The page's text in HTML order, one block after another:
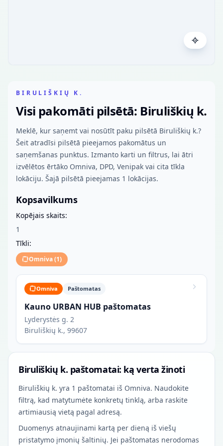
BIRULIŠKIŲ K.
Visi pakomāti pilsētā: Biruliškių k.
Meklē, kur saņemt vai nosūtīt paku pilsētā Biruliškių k.?
Šeit atradīsi pilsētā pieejamos pakomātus un
saņemšanas punktus. Izmanto karti un filtrus, lai ātri
izvēlētos ērtāko Omniva, DPD, Venipak vai cita tīkla
lokāciju. Šajā pilsētā pieejamas 1 lokācijas.
Kopsavilkums
Kopējais skaits:
1
Tīkli:
Omniva(1)
Omniva Paštomatas
Kauno URBAN HUB paštomatas
Lyderystės g. 2
Biruliškių k., 99607
Biruliškių k. paštomatai: ką verta žinoti
Biruliškių k. yra 1 paštomatai iš Omniva. Naudokite
filtrą, kad matytumėte konkretų tinklą, arba raskite
artimiausią vietą pagal adresą.
Duomenys atnaujinami kartą per dieną iš viešų
pristatymo įmonių šaltinių. Jei paštomatas nerodomas